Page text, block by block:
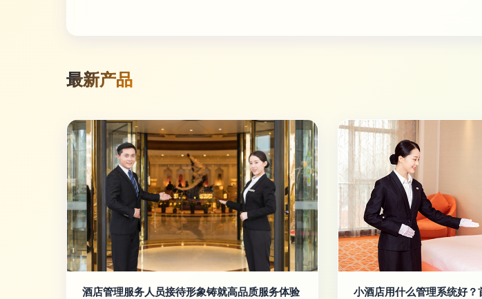
最新产品
酒店管理服务人员接待形象铸就高品质服务体验
小酒店用什么管理系统好